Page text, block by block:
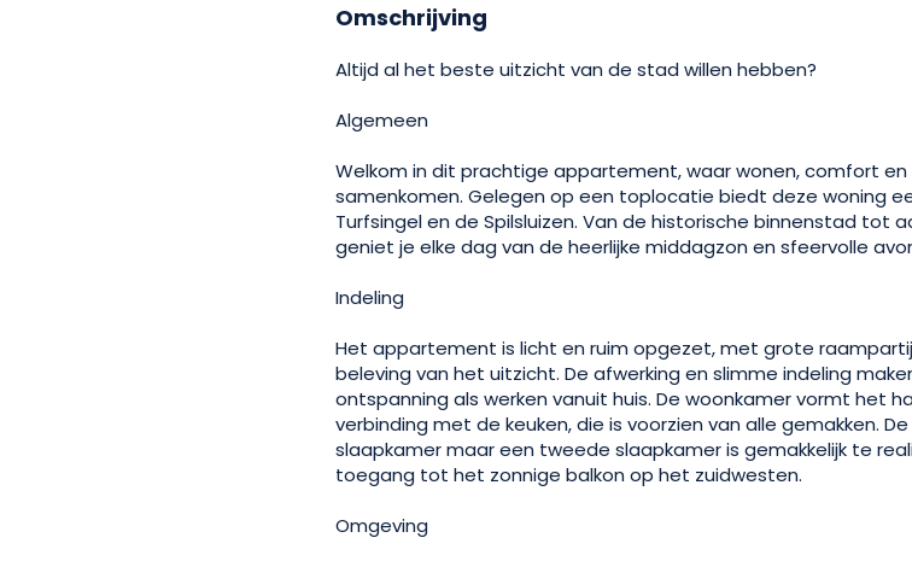
Omschrijving
Altijd al het beste uitzicht van de stad willen hebben?
Algemeen
Welkom in dit prachtige appartement, waar wonen, comfort
samenkomen. Gelegen op een toplocatie biedt deze woning
Turfsingel en de Spilsluizen. Van de historische binnenstad tot
geniet je elke dag van de heerlijke middagzon en sfeervolle
Indeling
Het appartement is licht en ruim opgezet, met grote
beleving van het uitzicht. De afwerking en slimme indeling
ontspanning als werken vanuit huis. De woonkamer vormt het
verbinding met de keuken, die is voorzien van alle gemakken.
slaapkamer maar een tweede slaapkamer is gemakkelijk te
toegang tot het zonnige balkon op het zuidwesten.
Omgeving